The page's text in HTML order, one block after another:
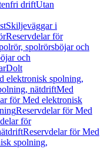
driftUtan
Skiljeväggar i
Reservdelar för
spolrörsböjar och
och
Dolt
elektronisk spolning,
nätdriftMed
för Med elektronisk
Reservdelar för Med
för
Reservdelar för Med
spolning,